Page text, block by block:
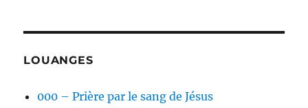
LOUANGES
000 – Prière par le sang de Jésus